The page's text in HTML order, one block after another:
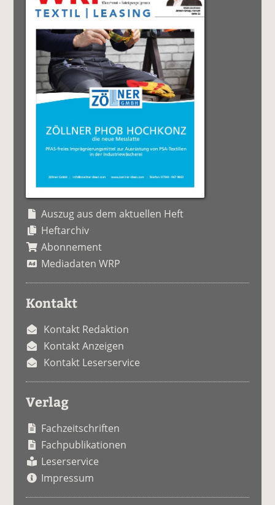
Auszug aus dem aktuellen Heft
Heftarchiv
Abonnement
Mediadaten WRP
Kontakt
Kontakt Redaktion
Kontakt Anzeigen
Kontakt Leserservice
Verlag
Fachzeitschriften
Fachpublikationen
Leserservice
Impressum